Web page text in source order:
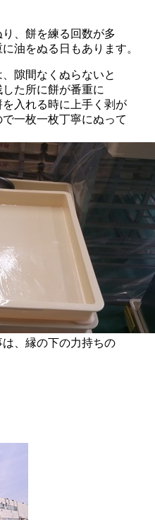
、餅を練る回数が多
油をぬる日もあります。
隙間なくぬらないと
た所に餅が番重に
入れる時に上手く剥が
一枚一枚丁寧にぬって
、縁の下の力持ちの